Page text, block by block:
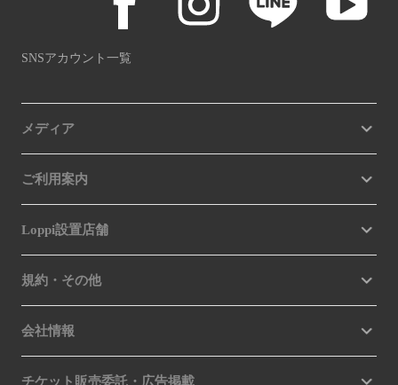
SNSアカウント一覧
メディア
ご利用案内
Loppi設置店舗
規約・その他
会社情報
チケット販売委託・広告掲載